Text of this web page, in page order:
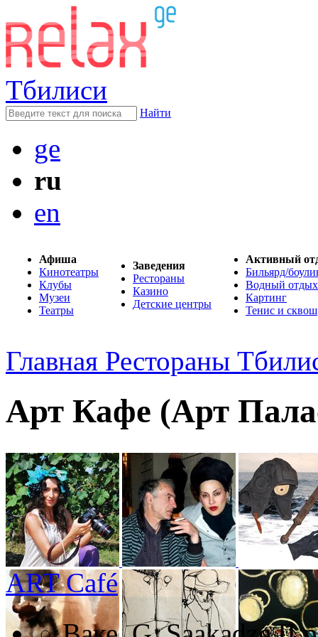
Тбилиси
Найти
ge
ru
en
Афиша
Кинотеатры
Клубы
Музеи
Театры
Заведения
Рестораны
Казино
Детские центры
Активный
Бильярд/
Водный отдых
Картинг
Тенис и сквош
Главная Рестораны
Арт Кафе (Арт
ART Café